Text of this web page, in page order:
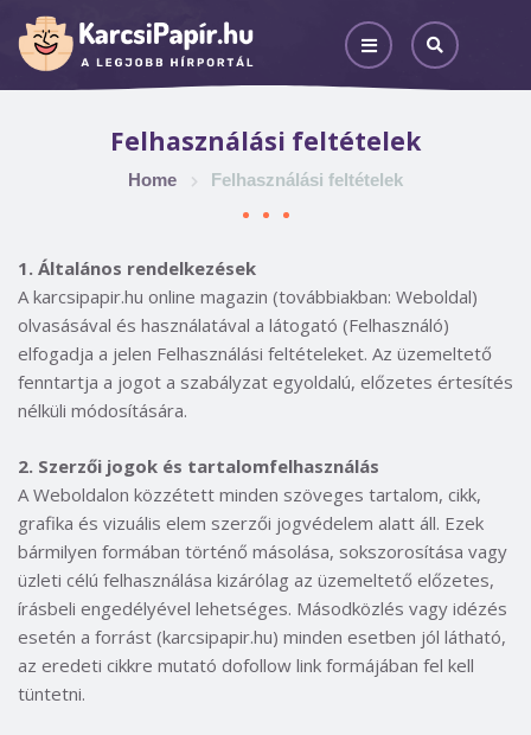
Felhasználási feltételek
Home Felhasználási feltételek
1. Általános rendelkezések
A karcsipapir.hu online magazin (továbbiakban: Weboldal)
olvasásával és használatával a látogató (Felhasználó)
elfogadja a jelen Felhasználási feltételeket. Az üzemeltető
fenntartja a jogot a szabályzat egyoldalú, előzetes értesítés
nélküli módosítására.
2. Szerzői jogok és tartalomfelhasználás
A Weboldalon közzétett minden szöveges tartalom, cikk,
grafika és vizuális elem szerzői jogvédelem alatt áll. Ezek
bármilyen formában történő másolása, sokszorosítása vagy
üzleti célú felhasználása kizárólag az üzemeltető előzetes,
írásbeli engedélyével lehetséges. Másodközlés vagy idézés
esetén a forrást (karcsipapir.hu) minden esetben jól látható,
az eredeti cikkre mutató dofollow link formájában fel kell
tüntetni.